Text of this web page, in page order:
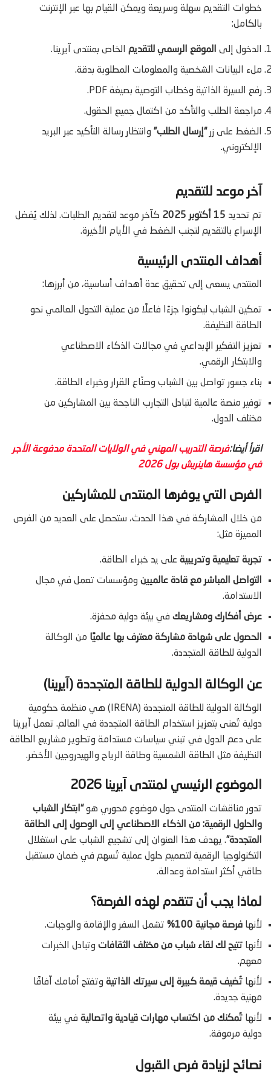
خطوات التقديم سهلة وسريعة ويمكن القيام بها عبر الإنترنت
بالكامل:
الدخول إلى الموقع الرسمي للتقديم الخاص بمنتدى آيرينا.
ملء البيانات الشخصية والمعلومات المطلوبة بدقة.
رفع السيرة الذاتية وخطاب التوصية بصيغة PDF.
مراجعة الطلب والتأكد من اكتمال جميع الحقول.
الضغط على زر “إرسال الطلب” وانتظار رسالة التأكيد عبر البريد
الإلكتروني.
آخر موعد للتقديم
تم تحديد 15 أكتوبر 2025
كآخر موعد لتقديم الطلبات. لذلك يُفضل
الإسراع بالتقديم لتجنب الضغط في الأيام الأخيرة.
أهداف المنتدى الرئيسية
المنتدى يسعى إلى تحقيق عدة أهداف أساسية، من أبرزها:
تمكين الشباب ليكونوا جزءًا فاعلًا من عملية التحول العالمي نحو
الطاقة النظيفة.
تعزيز التفكير الإبداعي في مجالات الذكاء الاصطناعي
والابتكار الرقمي.
بناء جسور تواصل بين الشباب وصنّاع القرار وخبراء الطاقة.
توفير منصة عالمية لتبادل التجارب الناجحة بين المشاركين من
مختلف الدول.
اقرأ أيضا:فرصة التدريب المهني في الولايات المتحدة مدفوعة الأجر
في مؤسسة هاينريش بول 2026
الفرص التي يوفرها المنتدى للمشاركين
من خلال المشاركة في هذا الحدث، ستحصل على العديد من الفرص
المميزة مثل:
تجربة تعليمية وتدريبية على يد خبراء الطاقة.
التواصل المباشر مع قادة عالميين ومؤسسات تعمل في مجال
الاستدامة.
عرض أفكارك ومشاريعك في بيئة دولية محفزة.
الحصول على شهادة مشاركة معترف بها عالميًا من الوكالة
الدولية للطاقة المتجددة.
عن الوكالة الدولية للطاقة المتجددة (آيرينا)
الوكالة الدولية للطاقة المتجددة (IRENA) هي منظمة حكومية
دولية تُعنى بتعزيز استخدام الطاقة المتجددة في العالم. تعمل آيرينا
على دعم الدول في تبني سياسات مستدامة وتطوير مشاريع الطاقة
النظيفة مثل الطاقة الشمسية وطاقة الرياح والهيدروجين الأخضر.
الموضوع الرئيسي لمنتدى آيرينا 2026
تدور مناقشات المنتدى حول موضوع محوري هو “ابتكار الشباب
والحلول الرقمية: من الذكاء الاصطناعي إلى الوصول إلى الطاقة
المتجددة”. يهدف هذا العنوان إلى تشجيع الشباب على استغلال
التكنولوجيا الرقمية لتصميم حلول عملية تُسهم في ضمان مستقبل
طاقي أكثر استدامة وعدالة.
لماذا يجب أن تتقدم لهذه الفرصة؟
لأنها فرصة مجانية 100% تشمل السفر والإقامة والوجبات.
لأنها تتيح لك لقاء شباب من مختلف الثقافات وتبادل الخبرات
معهم.
لأنها تُضيف قيمة كبيرة إلى سيرتك الذاتية وتفتح أمامك آفاقًا
مهنية جديدة.
لأنها تُمكنك من اكتساب مهارات قيادية واتصالية في بيئة
دولية مرموقة.
نصائح لزيادة فرص القبول